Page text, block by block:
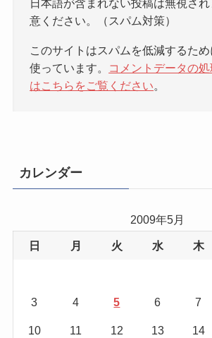
日本語が含まれない投稿は無視さ
意ください。（スパム対策）
このサイトはスパムを低減するた
使っています。
コメントデータの
はこちらをご覧ください
カレンダー
2009年5月
日 月 火 水 木
3 4 5 6 7
10 11 12 13 14